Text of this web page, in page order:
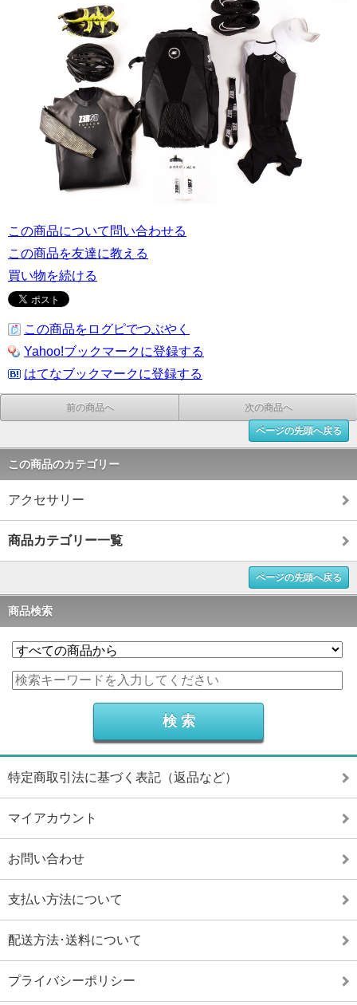
この商品について問い合わせる
この商品を友達に教える
買い物を続ける
この商品をログピでつぶやく
Yahoo!ブックマークに登録する
はてなブックマークに登録する
前の商品へ 次の商品へ
ページの先頭へ戻る
この商品のカテゴリー
アクセサリー
商品カテゴリー一覧
ページの先頭へ戻る
商品検索
特定商取引法に基づく表記（返品など）
マイアカウント
お問い合わせ
支払い方法について
配送方法･送料について
プライバシーポリシー